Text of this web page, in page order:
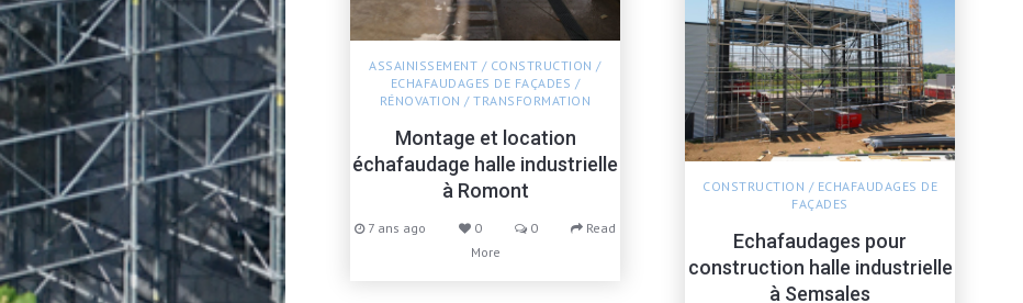
ASSAINISSEMENT / CONSTRUCTION /
ECHAFAUDAGES DE FAÇADES /
RÉNOVATION /TRANSFORMATION
Montage et location
échafaudage halle industrielle
à Romont
7 ans ago 0 0
Read
More
CONSTRUCTION / ECHAFAUDAGES DE
FAÇADES
Echafaudages pour
construction halle industrielle
à Semsales